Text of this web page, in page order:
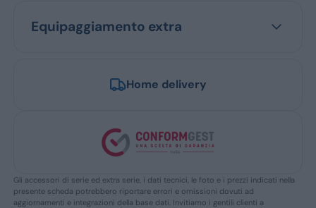
Equipaggiamento extra
Home delivery
Gli accessori di serie ed extra serie, i dati tecnici, le foto e i prezzi indicati nella
presente scheda potrebbero riportare errori e omissioni dovuti ad
aggiornamenti e integrazioni della base dati. Invitiamo i gentili clienti a